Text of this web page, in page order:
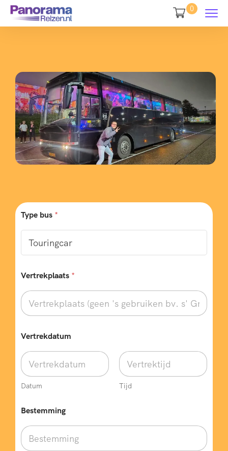
0
Type bus *
Vertrekplaats *
e
e
f
o
o
n
u
m
m
e
Vertrekdatum
Datum Tijd
Bestemming